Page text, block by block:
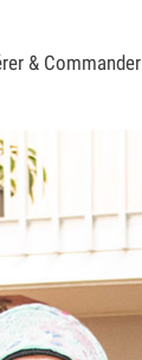
& Commander